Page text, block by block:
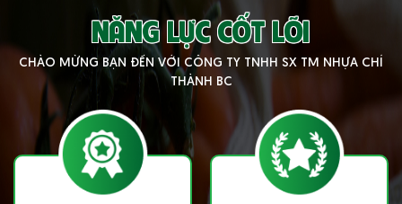
NĂNG LỰC CỐT LÕI
CHÀO MỪNG BẠN ĐẾN VỚI CÔNG TY TNHH SX TM NHỰA CHÍ
THÀNH BC